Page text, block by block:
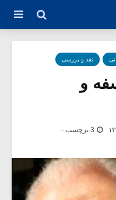
نقد و بررسی
و
3 برچسب -